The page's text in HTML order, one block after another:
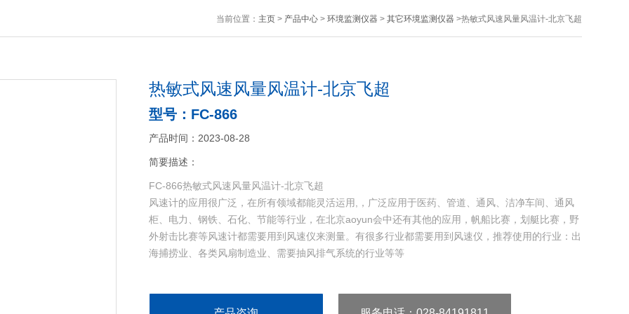
当前位置： 主页> 产品中心> 环境监测仪器 > 其它环境监测仪器 >热敏式风速风量风温计-北京飞超
热敏式风速风量风温计-北京飞超
型号：FC-866
产品时间：2023-08-28
简要描述：
FC-866热敏式风速风量风温计-北京飞超
风速计的应用很广泛，在所有领域都能灵活运用,，广泛应用于医药、管道、通风、洁净车间、通风
柜、电力、钢铁、石化、节能等行业，在北京aoyun会中还有其他的应用，帆船比赛，划艇比赛，野
外射击比赛等风速计都需要用到风速仪来测量。有很多行业都需要用到风速仪，推荐使用的行业：出
海捕捞业、各类风扇制造业、需要抽风排气系统的行业等等